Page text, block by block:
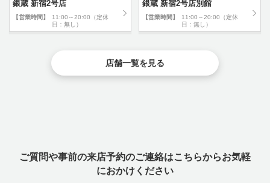
銀蔵 新宿2号店
【営業時間】
11:00～20:00（定休
日：無し）
銀蔵 新宿2号店別館
【営業時間】
11:00～20:00（定休
日：無し）
店舗一覧を見る
ご質問や事前の来店予約のご連絡はこちらからお気軽
におかけください